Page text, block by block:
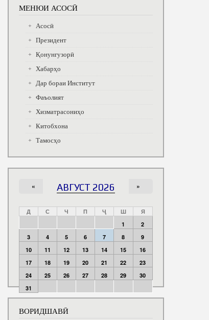
МЕНЮИ АСОСӢ
Асосӣ
Президент
Қонунгузорӣ
Хабарҳо
Дар бораи Институт
Фаъолият
Хизматрасониҳо
Китобхона
Тамосҳо
АВГУСТ 2026
« »
Д С Ч П Ҷ Ш
Я
1
2
3
4 5 6 7 8
9
10
11 12 13 14 15
16
17
18 19 20 21 22
23
24
25 26 27 28 29
30
31
ВОРИДШАВӢ